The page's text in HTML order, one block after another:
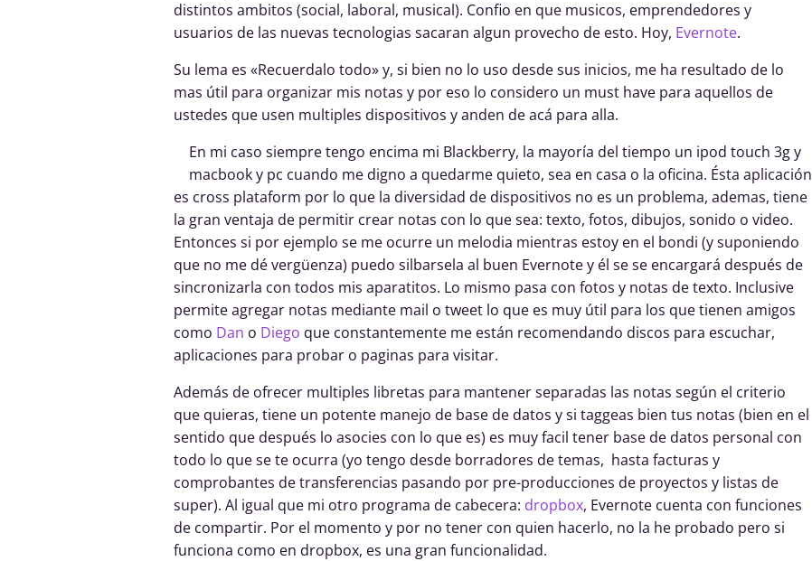
distintos ambitos (social, laboral, musical). Confio en que musicos, emprendedores y
usuarios de las nuevas tecnologias sacaran algun provecho de esto. Hoy, Evernote.
Su lema es «Recuerdalo todo» y, si bien no lo uso desde sus inicios, me ha resultado de lo
mas útil para organizar mis notas y por eso lo considero un must have para aquellos de
ustedes que usen multiples dispositivos y anden de acá para alla.
En mi caso siempre tengo encima mi Blackberry, la mayoría del tiempo un ipod touch 3g y
macbook y pc cuando me digno a quedarme quieto, sea en casa o la oficina. Ésta aplicación
es cross plataform por lo que la diversidad de dispositivos no es un problema, ademas, tiene
la gran ventaja de permitir crear notas con lo que sea: texto, fotos, dibujos, sonido o video.
Entonces si por ejemplo se me ocurre un melodia mientras estoy en el bondi (y suponiendo
que no me dé vergüenza) puedo silbarsela al buen Evernote y él se se encargará después de
sincronizarla con todos mis aparatitos. Lo mismo pasa con fotos y notas de texto. Inclusive
permite agregar notas mediante mail o tweet lo que es muy útil para los que tienen amigos
como Dan o Diego que constantemente me están recomendando discos para escuchar,
aplicaciones para probar o paginas para visitar.
Además de ofrecer multiples libretas para mantener separadas las notas según el criterio
que quieras, tiene un potente manejo de base de datos y si taggeas bien tus notas (bien en el
sentido que después lo asocies con lo que es) es muy facil tener base de datos personal con
todo lo que se te ocurra (yo tengo desde borradores de temas, hasta facturas y
comprobantes de transferencias pasando por pre-producciones de proyectos y listas de
super). Al igual que mi otro programa de cabecera: dropbox, Evernote cuenta con funciones
de compartir. Por el momento y por no tener con quien hacerlo, no la he probado pero si
funciona como en dropbox, es una gran funcionalidad.